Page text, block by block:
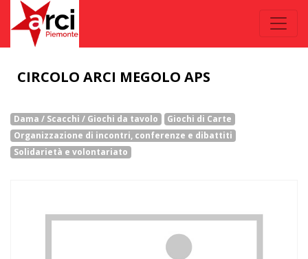
CIRCOLO ARCI MEGOLO APS
Dama / Scacchi / Giochi da tavolo
Giochi di Carte
Organizzazione di incontri, conferenze e dibattiti
Solidarietà e volontariato